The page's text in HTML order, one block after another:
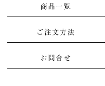
商品一覧
ご注文方法
お問合せ